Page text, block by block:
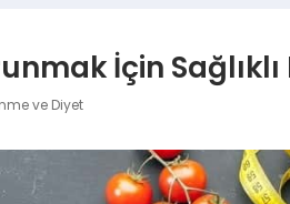
İçin
ve Diyet